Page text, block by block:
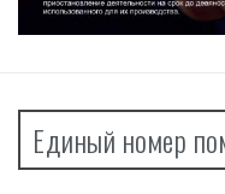
Единый номер